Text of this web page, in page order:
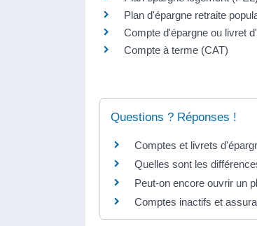
Plan d'épargne retraite
Compte d'épargne ou livret
Compte à terme (CAT)
Questions ? Réponses !
Comptes et livrets
Quelles sont les
Peut-on encore ouvrir un
Comptes inactifs et